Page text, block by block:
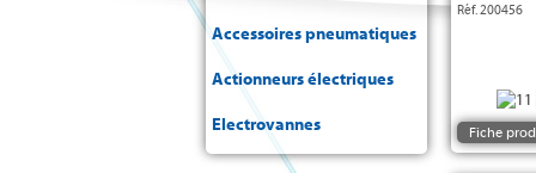
Accessoires pneumatiques
Actionneurs électriques
Electrovannes
Réf. 200456
Fiche